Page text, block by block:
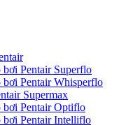
Pentair Superflo
Pentair Whisperflo
Supermax
bơi Pentair Optiflo
bơi Pentair Intelliflo